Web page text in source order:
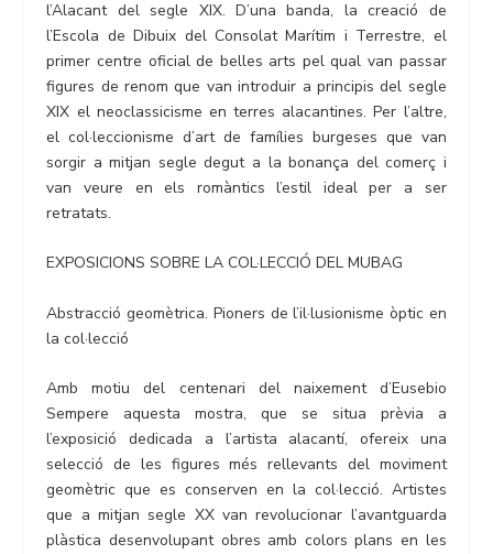
l’Alacant del segle XIX. D’una banda, la creació de
l’Escola de Dibuix del Consolat Marítim i Terrestre, el
primer centre oficial de belles arts pel qual van passar
figures de renom que van introduir a principis del segle
XIX el neoclassicisme en terres alacantines. Per l’altre,
el col·leccionisme d’art de famílies burgeses que van
sorgir a mitjan segle degut a la bonança del comerç i
van veure en els romàntics l’estil ideal per a ser
retratats.
EXPOSICIONS SOBRE LA COL·LECCIÓ DEL MUBAG
Abstracció geomètrica. Pioners de l’il·lusionisme òptic en
la col·lecció
Amb motiu del centenari del naixement d’Eusebio
Sempere aquesta mostra, que se situa prèvia a
l’exposició dedicada a l’artista alacantí, ofereix una
selecció de les figures més rellevants del moviment
geomètric que es conserven en la col·lecció. Artistes
que a mitjan segle XX van revolucionar l’avantguarda
plàstica desenvolupant obres amb colors plans en les